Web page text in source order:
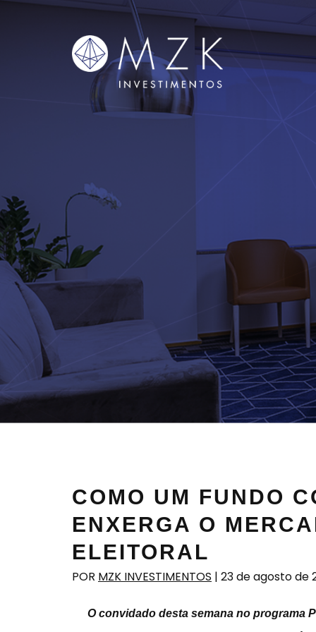
COMO UM FUNDO
ENXERGA O
ELEITORAL
POR MZK INVESTIMENTOS | 23 de agosto de
O convidado desta semana no programa